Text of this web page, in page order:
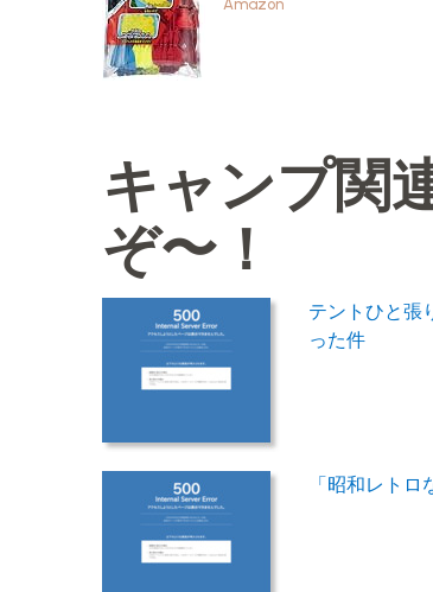
Amazon
キャンプ関
ぞ〜！
テントひと張
った件
「昭和レト